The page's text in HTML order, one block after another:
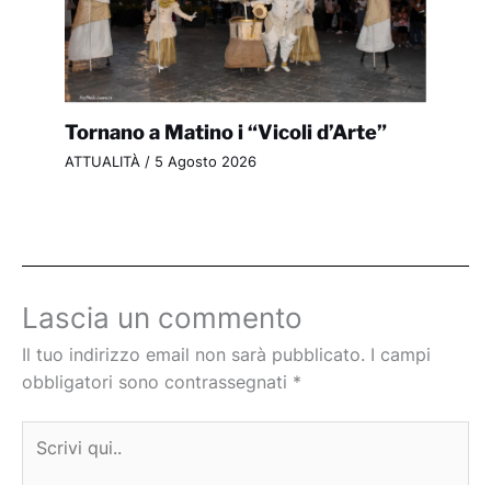
Tornano a Matino i “Vicoli d’Arte”
ATTUALITÀ / 5 Agosto 2026
Lascia un commento
Il tuo indirizzo email non sarà pubblicato. I campi
obbligatori sono contrassegnati *
qui..